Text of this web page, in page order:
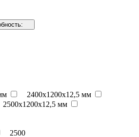
2400х1200х12,5 мм
2500х1200х12,5 мм
2500